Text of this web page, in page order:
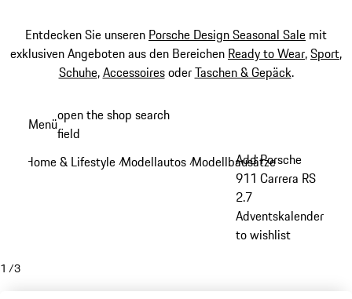
Entdecken Sie unseren Porsche Design Seasonal Sale mit
exklusiven Angeboten aus den Bereichen Ready to Wear,Sport,
Schuhe,AccessoiresoderTaschen & Gepäck.
Hauptinhalt
Menüopen the shop search
field
Home & Lifestyle /Modellautos /Modellbausätze/
Add Porsche
911 Carrera RS
2.7
Adventskalender
to wishlist
1 /3